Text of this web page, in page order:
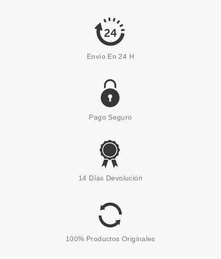
2.58€
CATRICE
CATRICE ESMALTE DE UÑAS
GROWTH ELIXIR POTENCIADO
3.43€
Envío En 24 H
Pago Seguro
14 Días Devolución
100% Productos Originales